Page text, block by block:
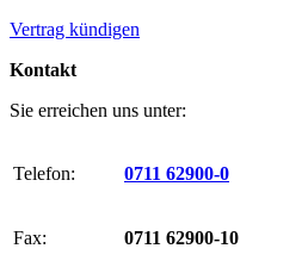
Vertrag kündigen
Kontakt
Sie erreichen uns unter:
Telefon: 0711 62900-0
Fax: 0711 62900-10